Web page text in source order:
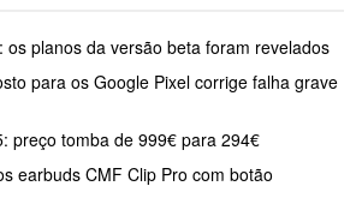
os planos da versão beta foram revelados
para os Google Pixel corrige falha grave
preço tomba de 999€ para 294€
earbuds CMF Clip Pro com botão